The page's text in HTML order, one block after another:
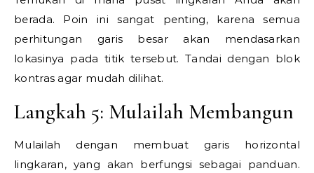
berada. Poin ini sangat penting, karena semua
perhitungan garis besar akan mendasarkan
lokasinya pada titik tersebut. Tandai dengan blok
kontras agar mudah dilihat.
Langkah 5: Mulailah Membangun
Mulailah dengan membuat garis horizontal
lingkaran, yang akan berfungsi sebagai panduan.